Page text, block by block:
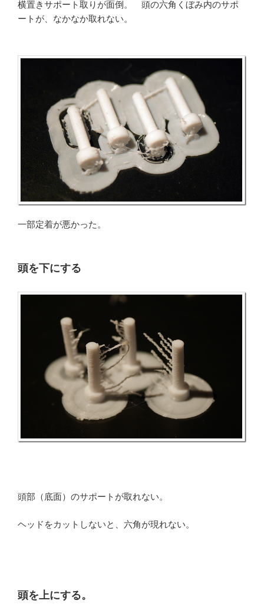
横置きサポート取りが面倒。 頭の六角くぼみ内のサポ
ートが、なかなか取れない。
一部定着が悪かった。
頭を下にする
頭部（底面）のサポートが取れない。
ヘッドをカットしないと、六角が現れない。
頭を上にする。